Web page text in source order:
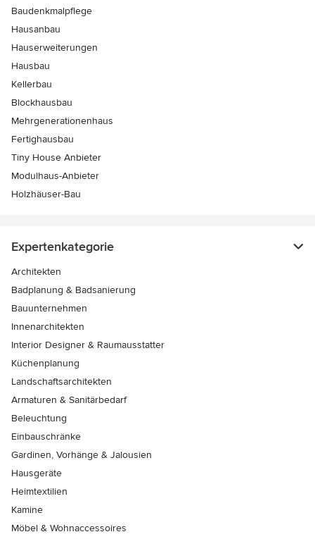
Baudenkmalpflege
Hausanbau
Hauserweiterungen
Hausbau
Kellerbau
Blockhausbau
Mehrgenerationenhaus
Fertighausbau
Tiny House Anbieter
Modulhaus-Anbieter
Holzhäuser-Bau
Expertenkategorie
Architekten
Badplanung & Badsanierung
Bauunternehmen
Innenarchitekten
Interior Designer & Raumausstatter
Küchenplanung
Landschaftsarchitekten
Armaturen & Sanitärbedarf
Beleuchtung
Einbauschränke
Gardinen, Vorhänge & Jalousien
Hausgeräte
Heimtextilien
Kamine
Möbel & Wohnaccessoires